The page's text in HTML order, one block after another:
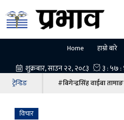
Home हाम्रो बारे
ट्रेन्डिङ #बिगेन्द्रसिंह वाईबा तामाङ
विचार